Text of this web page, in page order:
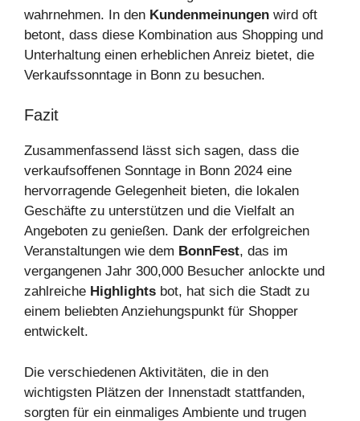
wahrnehmen. In den Kundenmeinungen wird oft
betont, dass diese Kombination aus Shopping und
Unterhaltung einen erheblichen Anreiz bietet, die
Verkaufssonntage in Bonn zu besuchen.
Fazit
Zusammenfassend lässt sich sagen, dass die
verkaufsoffenen Sonntage in Bonn 2024 eine
hervorragende Gelegenheit bieten, die lokalen
Geschäfte zu unterstützen und die Vielfalt an
Angeboten zu genießen. Dank der erfolgreichen
Veranstaltungen wie dem BonnFest, das im
vergangenen Jahr 300,000 Besucher anlockte und
zahlreiche Highlights bot, hat sich die Stadt zu
einem beliebten Anziehungspunkt für Shopper
entwickelt.
Die verschiedenen Aktivitäten, die in den
wichtigsten Plätzen der Innenstadt stattfanden,
sorgten für ein einmaliges Ambiente und trugen